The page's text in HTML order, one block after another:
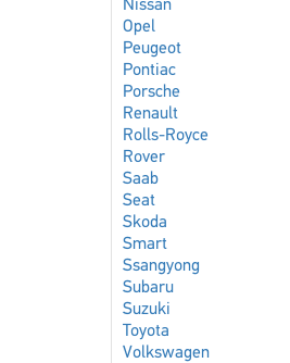
Nissan
Opel
Peugeot
Pontiac
Porsche
Renault
Rolls-Royce
Rover
Saab
Seat
Skoda
Smart
Ssangyong
Subaru
Suzuki
Toyota
Volkswagen